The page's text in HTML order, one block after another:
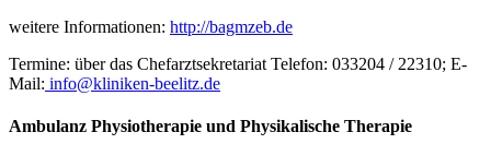
weitere Informationen: http://bagmzeb.de
Termine: über das Chefarztsekretariat Telefon: 033204 / 22310; E-
Mail: info@kliniken-beelitz.de
Ambulanz Physiotherapie und Physikalische Therapie